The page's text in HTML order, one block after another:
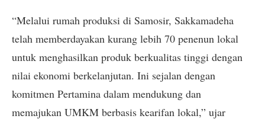
“Melalui rumah produksi di Samosir, Sakkamadeha
telah memberdayakan kurang lebih 70 penenun lokal
untuk menghasilkan produk berkualitas tinggi dengan
nilai ekonomi berkelanjutan. Ini sejalan dengan
komitmen Pertamina dalam mendukung dan
memajukan UMKM berbasis kearifan lokal,” ujar